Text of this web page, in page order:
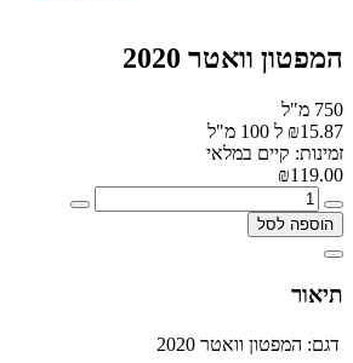
המפטון וואטר 2020
750 מ"ל
₪15.87 ל 100 מ"ל
זמינות: קיים במלאי
₪119.00
הוספה לסל
תיאור
דגם: המפטון וואטר 2020